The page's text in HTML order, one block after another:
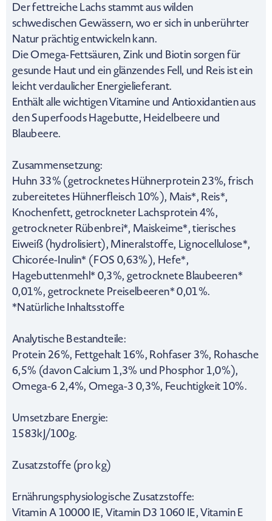
Der fettreiche Lachs stammt aus wilden
schwedischen Gewässern, wo er sich in unberührter
Natur prächtig entwickeln kann.
Die Omega-Fettsäuren, Zink und Biotin sorgen für
gesunde Haut und ein glänzendes Fell, und Reis ist ein
leicht verdaulicher Energielieferant.
Enthält alle wichtigen Vitamine und Antioxidantien aus
den Superfoods Hagebutte, Heidelbeere und
Blaubeere.
Zusammensetzung:
Huhn 33% (getrocknetes Hühnerprotein 23%, frisch
zubereitetes Hühnerfleisch 10%), Mais*, Reis*,
Knochenfett, getrockneter Lachsprotein 4%,
getrockneter Rübenbrei*, Maiskeime*, tierisches
Eiweiß (hydrolisiert), Mineralstoffe, Lignocellulose*,
Chicorée-Inulin* (FOS 0,63%), Hefe*,
Hagebuttenmehl* 0,3%, getrocknete Blaubeeren*
0,01%, getrocknete Preiselbeeren* 0,01%.
*Natürliche Inhaltsstoffe
Analytische Bestandteile:
Protein 26%, Fettgehalt 16%, Rohfaser 3%, Rohasche
6,5% (davon Calcium 1,3% und Phosphor 1,0%),
Omega-6 2,4%, Omega-3 0,3%, Feuchtigkeit 10%.
Umsetzbare Energie:
1583kJ/100g.
Zusatzstoffe (pro kg)
Ernährungsphysiologische Zusatzstoffe:
Vitamin A 10000 IE, Vitamin D3 1060 IE, Vitamin E